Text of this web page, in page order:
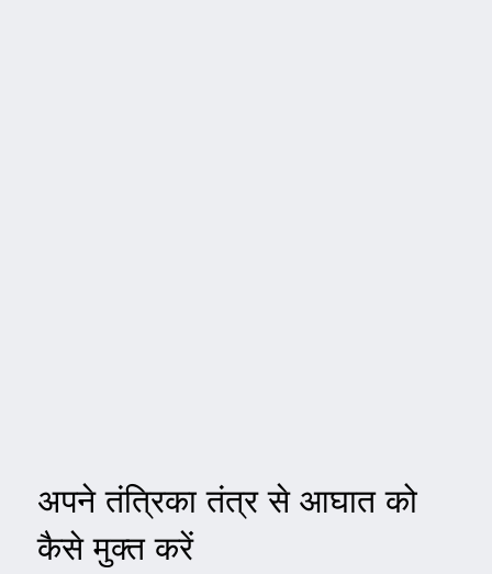
अपने तंत्रिका तंत्र से आघात को
कैसे मुक्त करें